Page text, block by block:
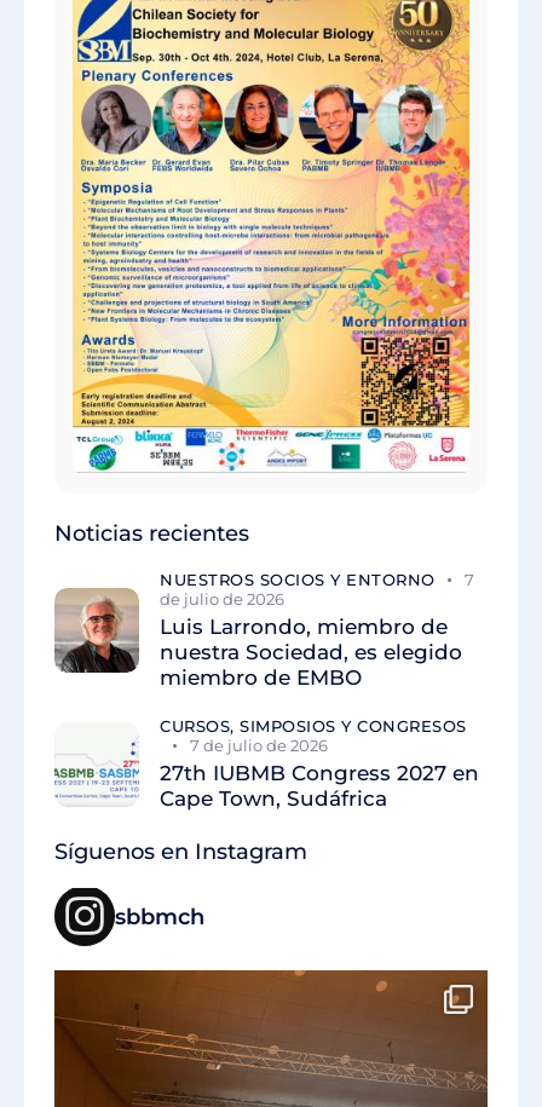
Noticias recientes
NUESTROS SOCIOS Y ENTORNO
7
de julio de 2026
Luis Larrondo, miembro de
nuestra Sociedad, es elegido
miembro de EMBO
CURSOS, SIMPOSIOS Y CONGRESOS
7 de julio de 2026
27th IUBMB Congress 2027 en
Cape Town, Sudáfrica
Síguenos en Instagram
sbbmch